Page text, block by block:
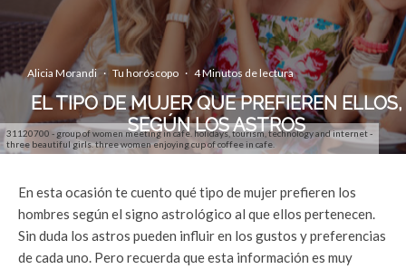
31120700 - group of women meeting in cafe. holidays, tourism, technology and internet -
three beautiful girls. three women enjoying cup of coffee in cafe.
Alicia Morandi · Tu horóscopo · 4 Minutos de lectura
EL TIPO DE MUJER QUE PREFIEREN ELLOS,
SEGÚN LOS ASTROS
En esta ocasión te cuento qué tipo de mujer prefieren los
hombres según el signo astrológico al que ellos pertenecen.
Sin duda los astros pueden influir en los gustos y preferencias
de cada uno. Pero recuerda que esta información es muy